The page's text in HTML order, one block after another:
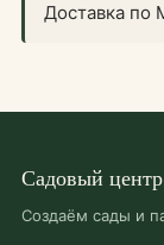
Доставка по
Садовый
Создаём сады и